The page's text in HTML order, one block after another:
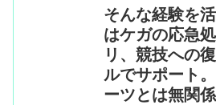
そんな経験を
はケガの応急
リ、競技への
ルでサポート
ーツとは無関